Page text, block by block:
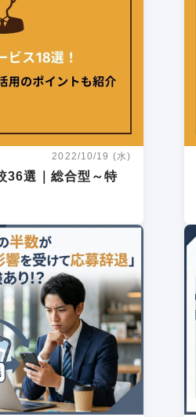
2022/10/19 (水)
36選｜総合型～特